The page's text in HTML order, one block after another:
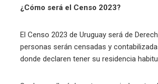
¿Cómo será el Censo 2023?
El Censo 2023 de Uruguay será de
personas serán censadas y
donde declaren tener su residencia